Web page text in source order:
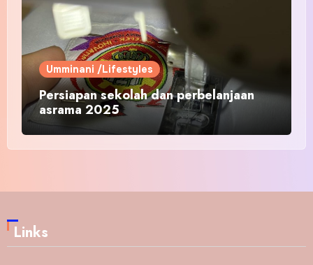
Umminani /Lifestyles
Persiapan sekolah dan perbelanjaan
asrama 2025
Links